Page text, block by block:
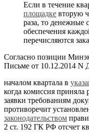
Если в течение
площадке вторую
раза, то денежные
обеспечения
перечисляются
Согласно позиции
Письме от 10.12.2014 N
началом квартала в
когда комиссия приняла
заявки требованиям
противоречит
законодательством
2 ст. 192 ГК РФ отсчет